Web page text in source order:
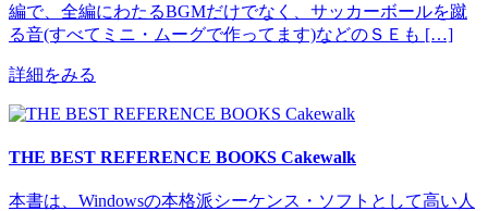
編で、全編にわたるBGMだけでなく、サッカーボールを蹴
る音(すべてミニ・ムーグで作ってます)などのＳＥも […]
詳細をみる
THE BEST REFERENCE BOOKS Cakewalk
本書は、Windowsの本格派シーケンス・ソフトとして高い人